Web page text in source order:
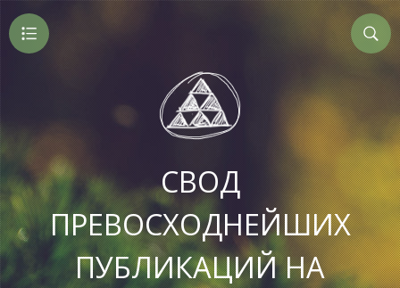
СВОД
ПРЕВОСХОДНЕЙШИХ
ПУБЛИКАЦИЙ НА